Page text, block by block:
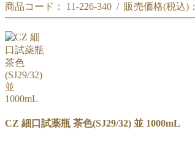
CZ 細口試薬瓶 茶色(SJ24/29) 並 500mL
商品コード： 11-226-340 / 販売価格(税込)：
CZ 細口試薬瓶 茶色(SJ24/29) 並 500mL
商品コード:11-226-340
CZ 細口試薬瓶 茶色(SJ29/32) 並 1000mL